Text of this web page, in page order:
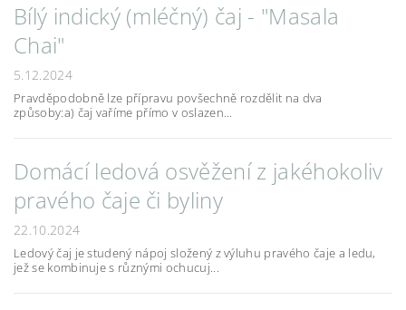
Bílý indický (mléčný) čaj - "Masala
Chai"
5.12.2024
Pravděpodobně lze přípravu povšechně rozdělit na dva
způsoby:a) čaj vaříme přímo v oslazen...
Domácí ledová osvěžení z jakéhokoliv
pravého čaje či byliny
22.10.2024
Ledový čaj je studený nápoj složený z výluhu pravého čaje a ledu,
jež se kombinuje s různými ochucuj...